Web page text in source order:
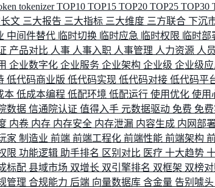
tokenizerTOP10 TOP15 TOP20 TOP25 TOP30
文 三大报告 三大指标 三大维度 三方联合 下沉
中间件替代 临时切换 临时应急 临时权限 临时部
产品对比 人事 人事入职 人事管理 人力资源 人
企业数字化 企业服务 企业架构 企业级 企业级应
低代码商业版 低代码实现 低代码对接 低代码平
本 低成本编程 低配环境 低配运行 使用优化 使用
数据 信通院认证 值得入手 元数据驱动 免费 免
内卷 内存 内存安全 内存泄漏 内容生成 内网部
家 制造业 前端 前端工程化 前端性能 前端架构
限 功能逻辑 助手排名 区别对比 医疗 十大趋势
标配 县域市场 双增长 双引擎排名 双框架 双榜
管理 合规能力 后端 向量数据库 含金量 告别噱头